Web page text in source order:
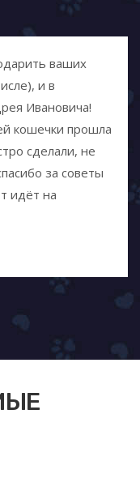
ваших
и в
Ивановича!
кошечки прошла
сделали, не
за советы
идёт на